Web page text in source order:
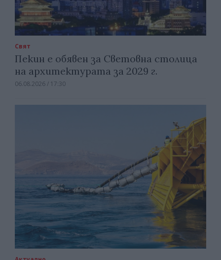
Свят
Пекин е обявен за Световна столица
на архитектурата за 2029 г.
06.08.2026 / 17:30